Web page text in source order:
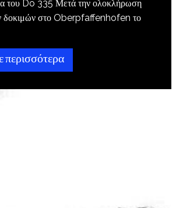
του Do 335 Μετά την ολοκλήρωση
δοκιμών στο Oberpfaffenhofen το
περισσότερα